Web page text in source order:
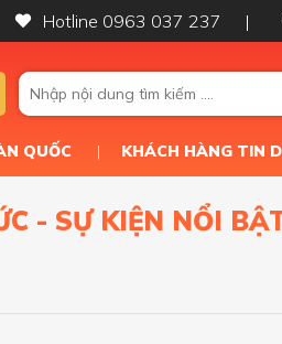
Hotline 0963 037 237
QUỐC KHÁCH HÀNG TIN
- SỰ KIỆN NỔI